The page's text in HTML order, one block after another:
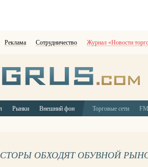
Реклама Сотрудничество Журнал «Новости
Рынки Внешний фон Торговые сети
ОБХОДЯТ ОБУВНОЙ